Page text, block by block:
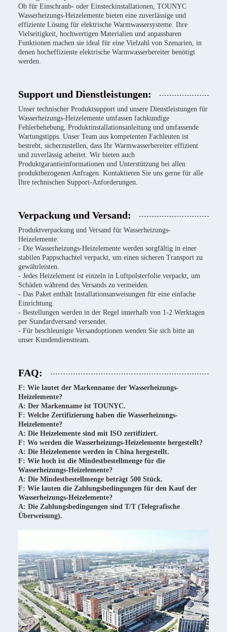
Ob für Einschraub- oder Einsteckinstallationen, TOUNYC
Wasserheizungs-Heizelemente bieten eine zuverlässige und
effiziente Lösung für elektrische Warmwassersysteme. Ihre
Vielseitigkeit, hochwertigen Materialien und anpassbaren
Funktionen machen sie ideal für eine Vielzahl von Szenarien, in
denen hocheffiziente elektrische Warmwasserbereiter benötigt
werden.
Support und Dienstleistungen:
Unser technischer Produktsupport und unsere Dienstleistungen für
Wasserheizungs-Heizelemente umfassen fachkundige
Fehlerbehebung, Produktinstallationsanleitung und umfassende
Wartungstipps. Unser Team aus kompetenten Fachleuten ist
bestrebt, sicherzustellen, dass Ihr Warmwasserbereiter effizient
und zuverlässig arbeitet. Wir bieten auch
Produktgarantieinformationen und Unterstützung bei allen
produktbezogenen Anfragen. Kontaktieren Sie uns gerne für alle
Ihre technischen Support-Anforderungen.
Verpackung und Versand:
Produktverpackung und Versand für Wasserheizungs-
Heizelemente:
- Die Wasserheizungs-Heizelemente werden sorgfältig in einer
stabilen Pappschachtel verpackt, um einen sicheren Transport zu
gewährleisten.
- Jedes Heizelement ist einzeln in Luftpolsterfolie verpackt, um
Schäden während des Versands zu vermeiden.
- Das Paket enthält Installationsanweisungen für eine einfache
Einrichtung.
- Bestellungen werden in der Regel innerhalb von 1-2 Werktagen
per Standardversand versendet.
- Für beschleunigte Versandoptionen wenden Sie sich bitte an
unser Kundendienstteam.
FAQ:
F: Wie lautet der Markenname der Wasserheizungs-
Heizelemente?
A: Der Markenname ist TOUNYC.
F: Welche Zertifizierung haben die Wasserheizungs-
Heizelemente?
A: Die Heizelemente sind mit ISO zertifiziert.
F: Wo werden die Wasserheizungs-Heizelemente hergestellt?
A: Die Heizelemente werden in China hergestellt.
F: Wie hoch ist die Mindestbestellmenge für die
Wasserheizungs-Heizelemente?
A: Die Mindestbestellmenge beträgt 500 Stück.
F: Wie lauten die Zahlungsbedingungen für den Kauf der
Wasserheizungs-Heizelemente?
A: Die Zahlungsbedingungen sind T/T (Telegrafische
Überweisung).